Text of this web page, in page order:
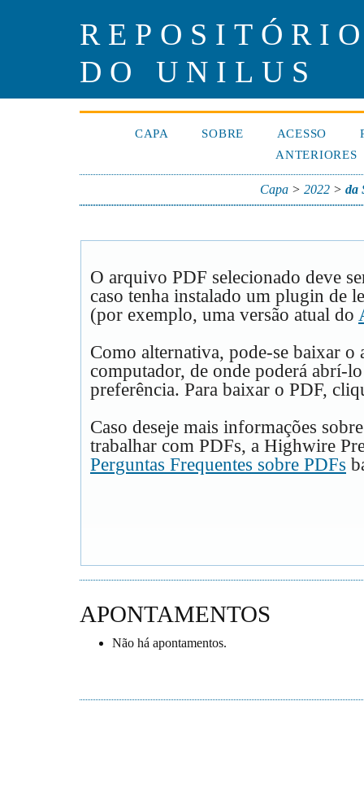
DO UNILUS
CAPA SOBRE ACESSO
ANTERIORES
Capa> 2022> da
O arquivo PDF selecionado deve
caso tenha instalado um plugin de
(por exemplo, uma versão atual do
Como alternativa, pode-se baixar
computador, de onde poderá abrí-
preferência. Para baixar o PDF,
Caso deseje mais informações
trabalhar com PDFs, a Highwire
Perguntas Frequentes sobre PDFs
APONTAMENTOS
Não há apontamentos.